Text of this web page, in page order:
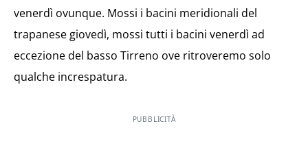
venerdì ovunque. Mossi i bacini meridionali del
trapanese giovedì, mossi tutti i bacini venerdì ad
eccezione del basso Tirreno ove ritroveremo solo
qualche increspatura.
PUBBLICITÀ